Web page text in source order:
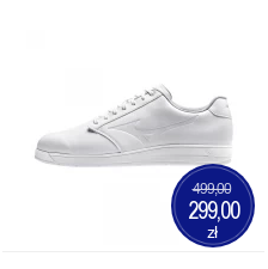
499,00
299,00
zł